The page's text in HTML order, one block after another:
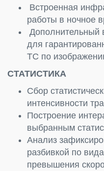
Встроенная
работы в ночное
Дополнительный
для
ТС по
СТАТИСТИКА
Сбор
интенсивности
Построение
выбранным
Анализ
разбивкой по
превышения